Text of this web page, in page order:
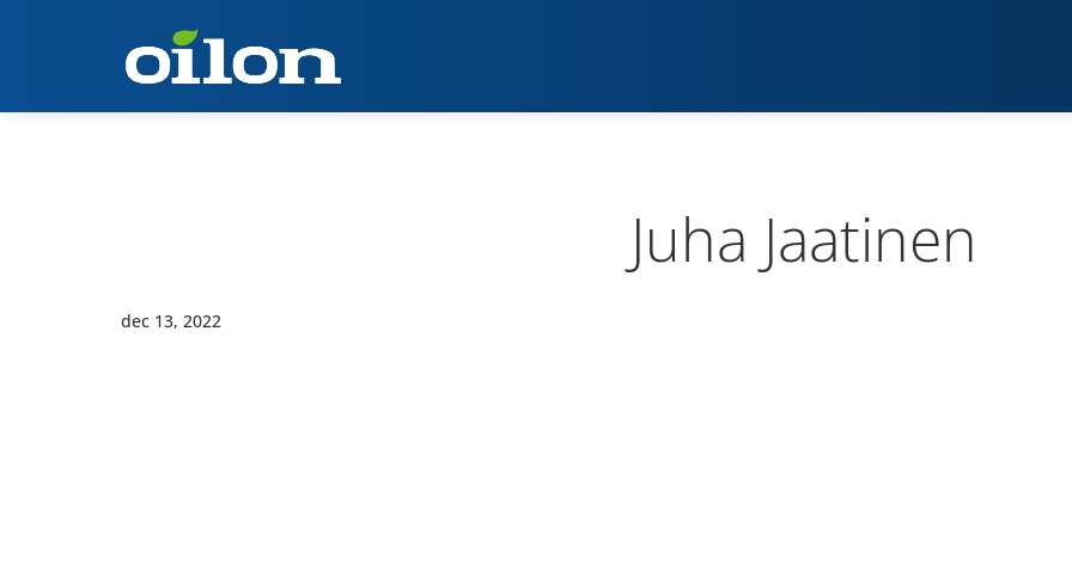
Juha Jaatinen
dec 13, 2022